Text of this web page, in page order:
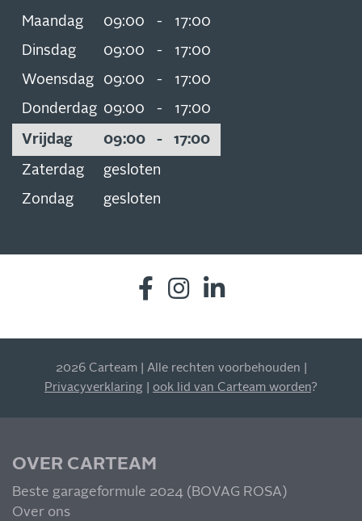
Maandag 09:00 -
17:00
Dinsdag
09:00 -
17:00
Woensdag
09:00 -
17:00
Donderdag 09:00 - 17:00
Vrijdag 09:00 - 17:00
Zaterdag
gesloten
Zondag
gesloten
INSCHRIJVEN NIEUWSBRIEF
2026 Carteam | Alle rechten voorbehouden |
Privacyverklaring
ook lid van Carteam worden?
OVER CARTEAM
Beste garageformule 2024 (BOVAG ROSA)
Over ons